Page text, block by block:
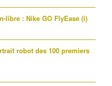
libre : Nike GO FlyEase (i)
robot des 100 premiers